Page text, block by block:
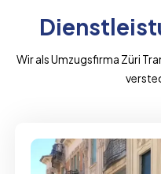
Wir als Umzugsfirma Züri